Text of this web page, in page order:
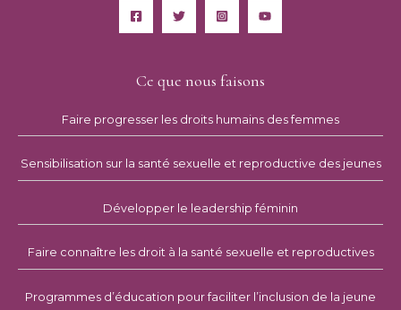
Ce que nous faisons
Faire progresser les droits humains des femmes
Sensibilisation sur la santé sexuelle et reproductive des jeunes
Développer le leadership féminin
Faire connaître les droit à la santé sexuelle et reproductives
Programmes d’éducation pour faciliter l’inclusion de la jeune